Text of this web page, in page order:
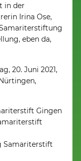
in der
Irina Ose,
eben da,
20. Juni 2021,
Gingen
Samariterstift